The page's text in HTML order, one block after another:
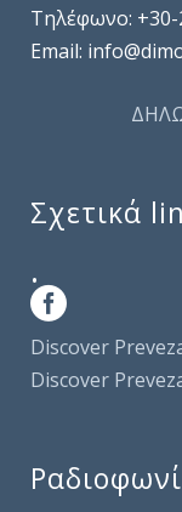
Τηλέφωνo: +30-
Email:
Σχετικά
.
Discover
Discover